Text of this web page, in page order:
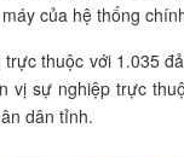
của hệ thống
thuộc với 1.035
vị sự nghiệp trực
dân tỉnh.